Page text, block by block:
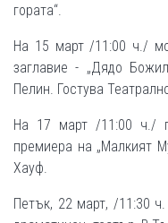
гората“.
На 15 март /11:00 ч./
заглавие - „Дядо
Пелин. Гостува
На 17 март /11:00 ч./
премиера на „Малкият
Хауф.
Петък, 22 март, /11:30